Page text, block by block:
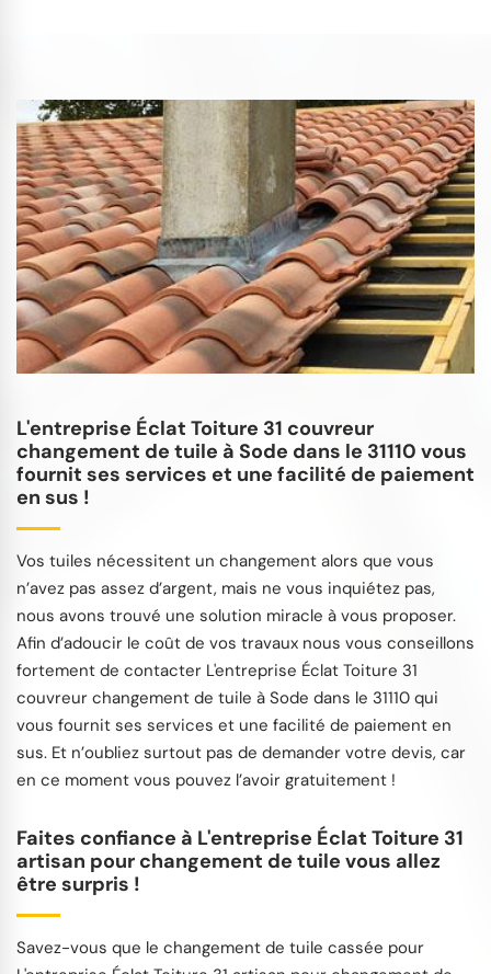
L'entreprise Éclat Toiture 31 couvreur
changement de tuile à Sode dans le 31110 vous
fournit ses services et une facilité de paiement
en sus !
Vos tuiles nécessitent un changement alors que vous
n’avez pas assez d’argent, mais ne vous inquiétez pas,
nous avons trouvé une solution miracle à vous proposer.
Afin d’adoucir le coût de vos travaux nous vous conseillons
fortement de contacter L'entreprise Éclat Toiture 31
couvreur changement de tuile à Sode dans le 31110 qui
vous fournit ses services et une facilité de paiement en
sus. Et n’oubliez surtout pas de demander votre devis, car
en ce moment vous pouvez l’avoir gratuitement !
Faites confiance à L'entreprise Éclat Toiture 31
artisan pour changement de tuile vous allez
être surpris !
Savez-vous que le changement de tuile cassée pour